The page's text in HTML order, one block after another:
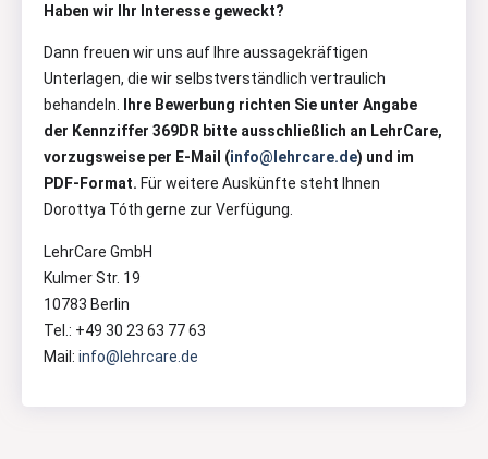
Haben wir Ihr Interesse geweckt?
Dann freuen wir uns auf Ihre aussagekräftigen
Unterlagen, die wir selbstverständlich vertraulich
behandeln.
Ihre Bewerbung richten Sie unter Angabe
der Kennziffer 369DR bitte ausschließlich an LehrCare,
vorzugsweise per E-Mail (info@lehrcare.de) und im
PDF-Format. Für weitere Auskünfte steht Ihnen
Dorottya Tóth gerne zur Verfügung.
LehrCare GmbH
Kulmer Str. 19
10783 Berlin
Tel.: +49 30 23 63 77 63
Mail: info@lehrcare.de